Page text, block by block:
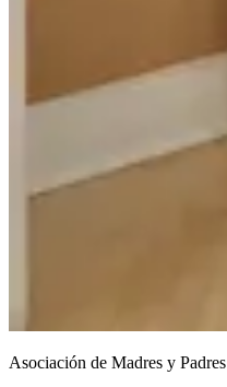
Asociación de Madres y Padres